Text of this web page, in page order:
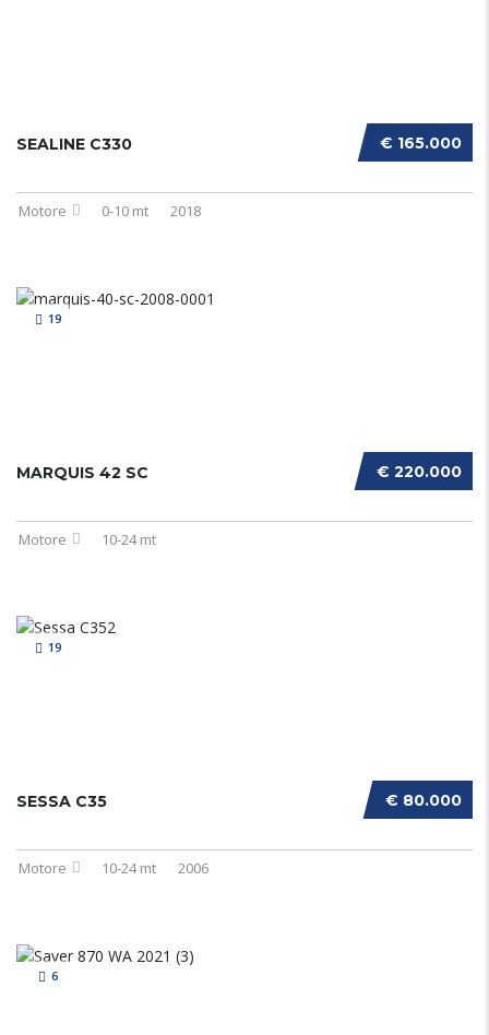
€ 165.000
SEALINE C330
Motore 0-10 mt 2018
19
€ 220.000
MARQUIS 42 SC
Motore 10-24 mt
19
€ 80.000
SESSA C35
Motore 10-24 mt 2006
6